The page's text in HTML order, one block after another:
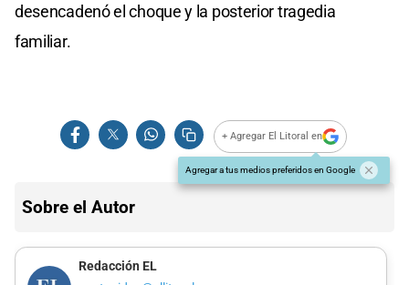
desencadenó el choque y la posterior tragedia
familiar.
+ Agregar El Litoral en
Agregar a tus medios preferidos en Google
Sobre el Autor
Redacción EL